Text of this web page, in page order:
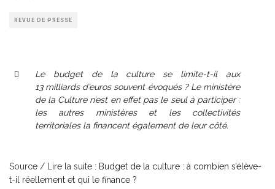
REVUE DE PRESSE
Le budget de la culture se limite-t-il aux
13 milliards d’euros souvent évoqués ? Le ministère
de la Culture n’est en effet pas le seul à participer :
les autres ministères et les collectivités
territoriales la financent également de leur côté.
Source / Lire la suite : Budget de la culture : à combien s’élève-
t-il réellement et qui le finance ?